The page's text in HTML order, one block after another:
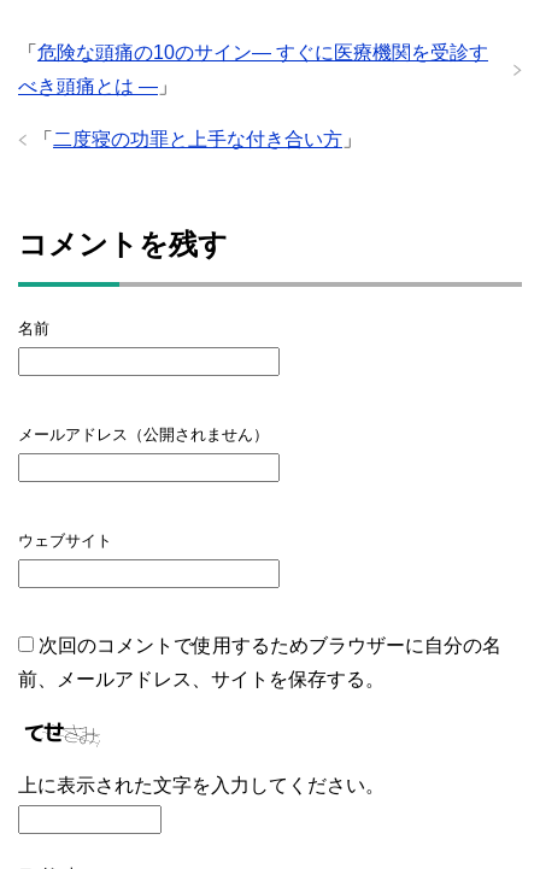
「 危険な頭痛の10のサイン― すぐに医療機関を受診す
べき頭痛とは ― 」
「 二度寝の功罪と上手な付き合い方 」
コメントを残す
名前
メールアドレス（公開されません）
ウェブサイト
次回のコメントで使用するためブラウザーに自分の名
前、メールアドレス、サイトを保存する。
上に表示された文字を入力してください。